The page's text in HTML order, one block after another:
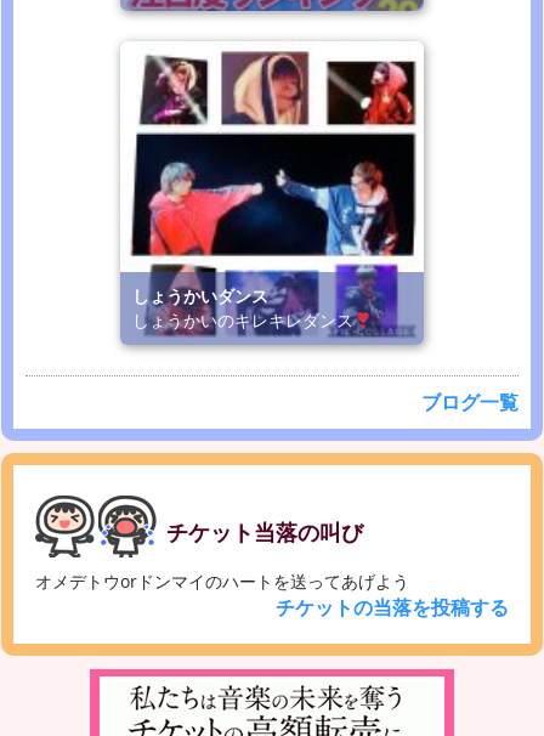
しょうかいダンス
しょうかいのキレキレダンス
ブログ一覧
チケット当落の叫び
オメデトウorドンマイのハートを送ってあげよう
チケットの当落を投稿する